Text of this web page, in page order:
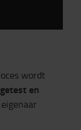
wordt
en